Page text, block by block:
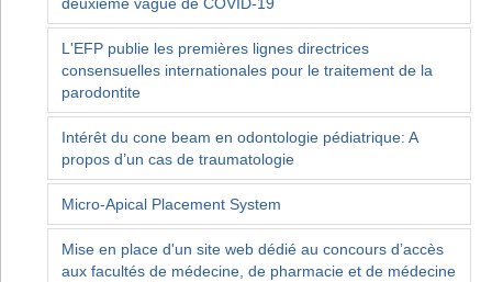
L'EFP publie les premières lignes directrices
consensuelles internationales pour le traitement de la
parodontite
Intérêt du cone beam en odontologie pédiatrique: A
propos d’un cas de traumatologie
Micro-Apical Placement System
Mise en place d'un site web dédié au concours d’accès
aux facultés de médecine, de pharmacie et de médecine